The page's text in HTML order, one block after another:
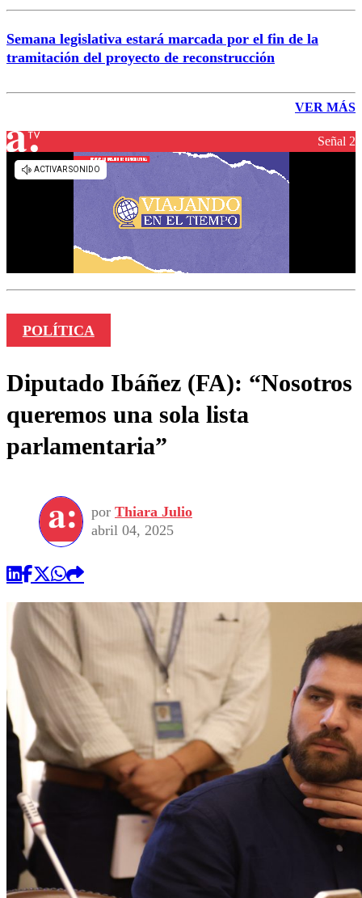
Semana legislativa estará marcada por el fin de la
tramitación del proyecto de reconstrucción
VER MÁS
Señal 2
POLÍTICA
Diputado Ibáñez (FA): “Nosotros
queremos una sola lista
parlamentaria”
por Thiara Julio
abril 04, 2025